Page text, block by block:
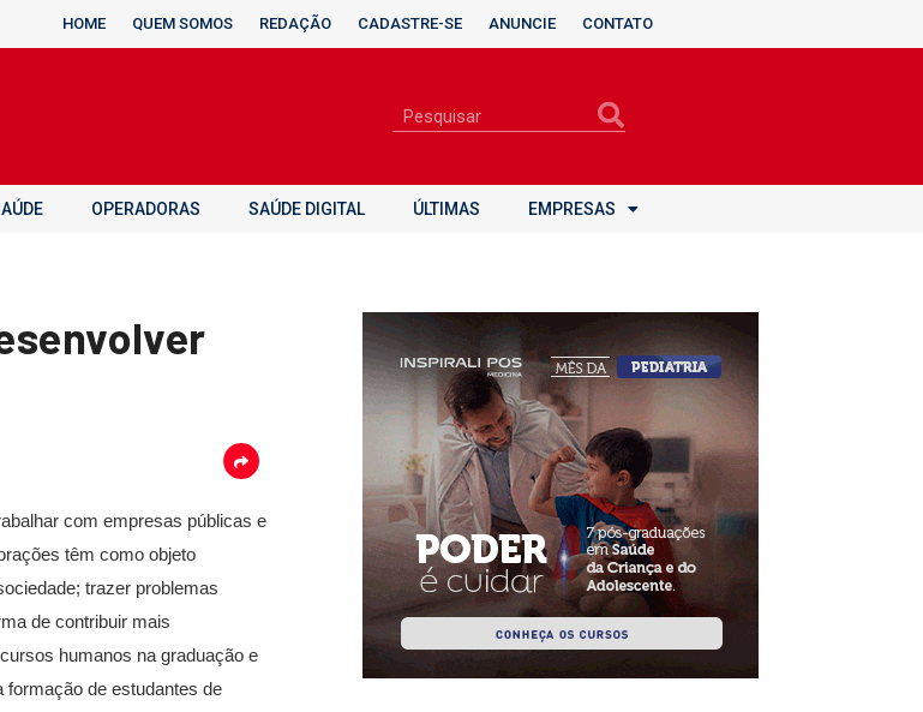
HOME QUEM SOMOS REDAÇÃO CADASTRE-SE ANUNCIE CONTATO
OPERADORAS SAÚDE DIGITAL ÚLTIMAS EMPRESAS
com empresas públicas e
têm como objeto
trazer problemas
de contribuir mais
humanos na graduação e
formação de estudantes de